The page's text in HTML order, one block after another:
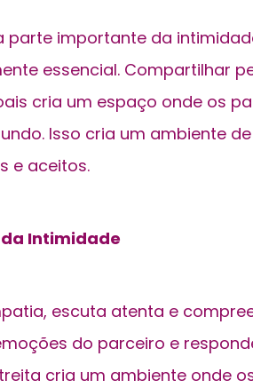
parte importante da
essencial. Compartilhar
cria um espaço onde os
Isso cria um ambiente
e aceitos.
da Intimidade
escuta atenta e
do parceiro e
cria um ambiente onde